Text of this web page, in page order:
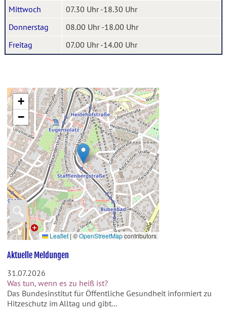
Mittwoch
07.30 Uhr -18.30 Uhr
Donnerstag
08.00 Uhr -18.00 Uhr
Freitag
07.00 Uhr -14.00 Uhr
🔍
+
−
Leaflet | ©OpenStreetMapcontributors
Aktuelle Meldungen
31.07.2026
Was tun, wenn es zu heiß ist?
Das Bundesinstitut für Öffentliche Gesundheit informiert zu
Hitzeschutz im Alltag und gibt...